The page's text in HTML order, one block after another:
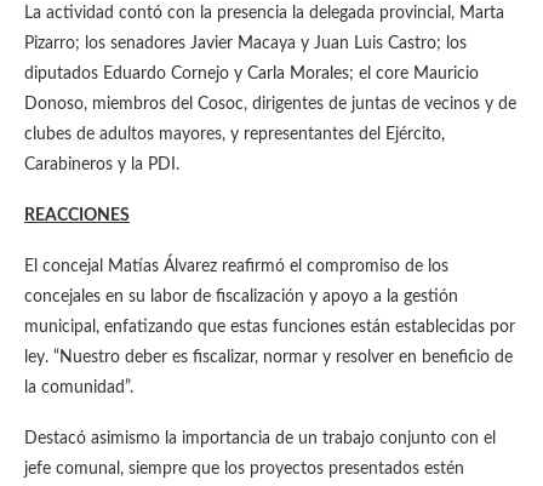
La actividad contó con la presencia la delegada provincial, Marta
Pizarro; los senadores Javier Macaya y Juan Luis Castro; los
diputados Eduardo Cornejo y Carla Morales; el core Mauricio
Donoso, miembros del Cosoc, dirigentes de juntas de vecinos y de
clubes de adultos mayores, y representantes del Ejército,
Carabineros y la PDI.
REACCIONES
El concejal Matías Álvarez reafirmó el compromiso de los
concejales en su labor de fiscalización y apoyo a la gestión
municipal, enfatizando que estas funciones están establecidas por
ley. “Nuestro deber es fiscalizar, normar y resolver en beneficio de
la comunidad”.
Destacó asimismo la importancia de un trabajo conjunto con el
jefe comunal, siempre que los proyectos presentados estén